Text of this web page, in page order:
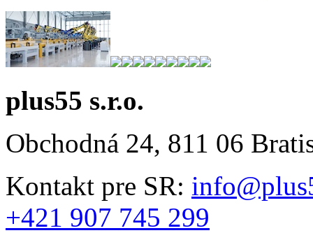
plus55 s.r.o.
Obchodná 24, 811 06
Kontakt pre SR:
+421 907 745 299